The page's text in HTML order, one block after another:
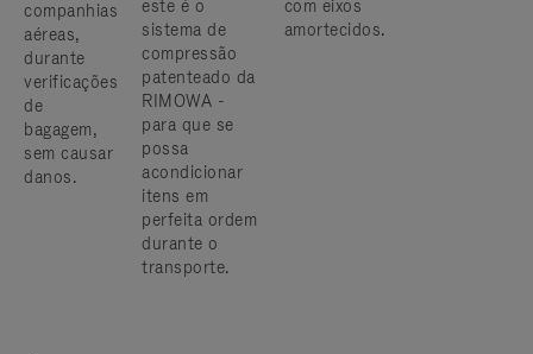
companhias
aéreas,
durante
verificações
de
bagagem,
sem causar
danos.
este é o
sistema de
compressão
patenteado da
RIMOWA -
para que se
possa
acondicionar
itens em
perfeita ordem
durante o
transporte.
com eixos
amortecidos.